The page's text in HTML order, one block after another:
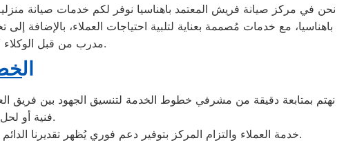
نحن في مركز صيانة فريش المعتمد باهناسيا نوفر لكم خدمات صيانة
باهناسيا، مع خدمات مُصممة بعناية لتلبية احتياجات العملاء، بالإضافة
مدرب من قبل الوكلاء الرسميين لجميع العلامات التجارية، مما يضمن تقديم خدمة عالية الجودة.
الخط
نهتم بمتابعة دقيقة من مشرفي خطوط الخدمة لتنسيق الجهود بين فريق
فنية أو لحل مشكلة عاجلة، سواء كان ذلك عطل بسيط أو موقف طارئ.
خدمة العملاء والتزام المركز بتوفير دعم فوري يُظهر تقديرنا الدائم لثقتكم. نقدم حلولاً عملية وأفضل المساعدات الممكنة بفضل فريق الدعم المدرب على التعامل مع كافة الإشكاليات.